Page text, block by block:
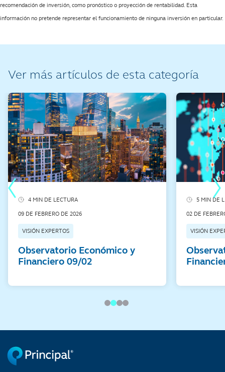
Ver más artículos de esta categoría
4 MIN DE LECTURA
09 DE FEBRERO DE 2026
VISIÓN EXPERTOS
Observatorio Económico y
Financiero 09/02
5 MIN DE
02 DE
VISIÓN